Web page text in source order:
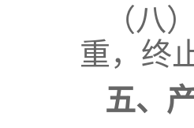
（八
重，终
五、